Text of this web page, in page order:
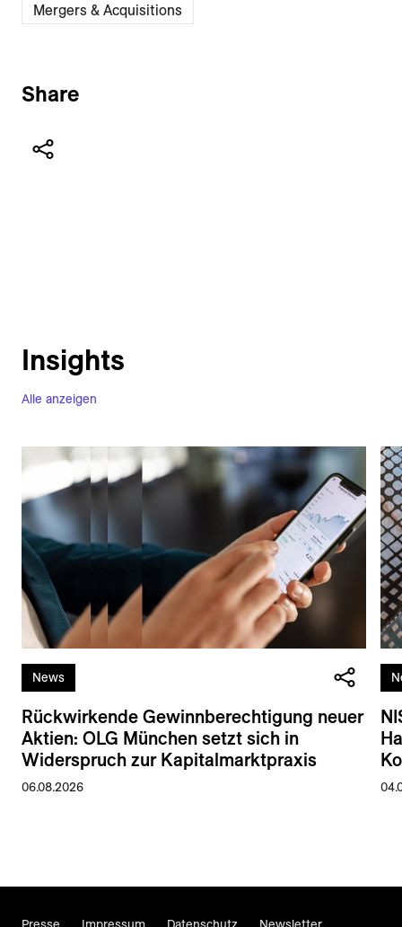
Mergers & Acquisitions
Share
Alle anzeigen
Insights
News
Rückwirkende Gewinnberechtigung neuer
Aktien: OLG München setzt sich in
Widerspruch zur Kapitalmarktpraxis
06.08.2026